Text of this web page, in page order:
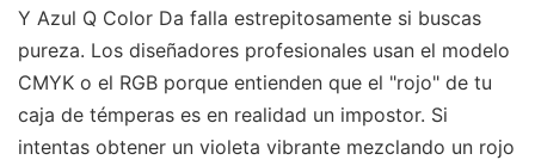
Y Azul Q Color Da falla estrepitosamente si buscas
pureza. Los diseñadores profesionales usan el modelo
CMYK o el RGB porque entienden que el "rojo" de tu
caja de témperas es en realidad un impostor. Si
intentas obtener un violeta vibrante mezclando un rojo